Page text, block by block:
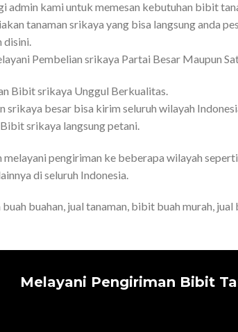
admin kami untuk memesan kebutuhan bibit
tanaman srikaya yang bisa langsung anda
disini.
Pembelian srikaya Partai Besar Maupun
Bibit srikaya Unggul Berkualitas.
srikaya besar bisa kirim seluruh wilayah
srikaya langsung petani.
pengiriman ke beberapa wilayah
di seluruh Indonesia.
buahan, jual tanaman, bibit buah murah,
Melayani Pengiriman Bibit